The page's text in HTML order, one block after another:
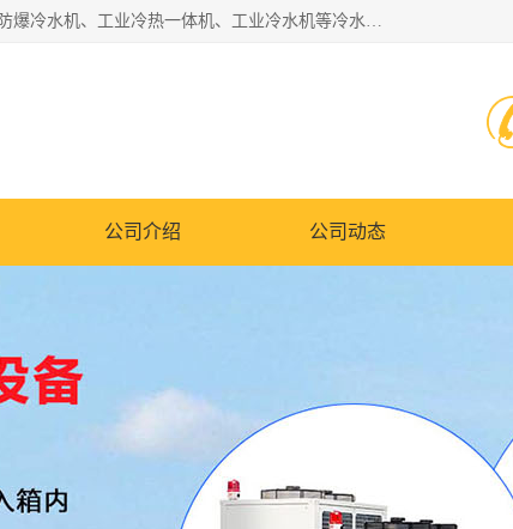
南京康嘉温控设备有限公司是一家工业冷水机厂家，主营产品：低温冷水机、防爆冷水机、工业冷热一体机、工业冷水机等冷水机，公司依托南京工业大学的技术，汇集众多业内技术，不断管理模式，使得我们的产品始终处于国内成员之一水平，在业界享有很高赞誉，是欧洲、北美、中东、东南亚等多个国家和地区。
公司介绍 公司动态